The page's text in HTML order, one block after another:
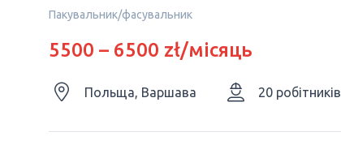
Пакувальник/фасувальник
5500 – 6500 zł/місяць
Польща, Варшава 20 робітників